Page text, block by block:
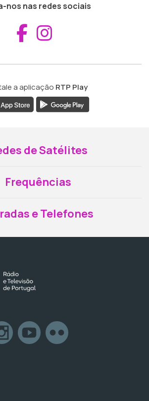
nos nas redes sociais
Aceder ao
a aplicação RTP Play
de Satélites
Frequências
e Telefones